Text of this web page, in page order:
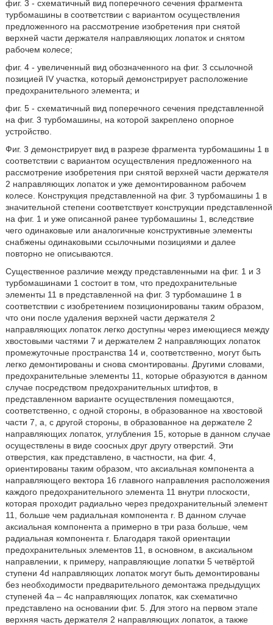
фиг. 3 - схематичный вид поперечного сечения фрагмента
турбомашины в соответствии с вариантом осуществления
предложенного на рассмотрение изобретения при снятой
верхней части держателя направляющих лопаток и снятом
рабочем колесе;
фиг. 4 - увеличенный вид обозначенного на фиг. 3 ссылочной
позицией IV участка, который демонстрирует расположение
предохранительного элемента; и
фиг. 5 - схематичный вид поперечного сечения представленной
на фиг. 3 турбомашины, на которой закреплено опорное
устройство.
Фиг. 3 демонстрирует вид в разрезе фрагмента турбомашины 1 в
соответствии с вариантом осуществления предложенного на
рассмотрение изобретения при снятой верхней части держателя
2 направляющих лопаток и уже демонтированном рабочем
колесе. Конструкция представленной на фиг. 3 турбомашины 1 в
значительной степени соответствует конструкции представленной
на фиг. 1 и уже описанной ранее турбомашины 1, вследствие
чего одинаковые или аналогичные конструктивные элементы
снабжены одинаковыми ссылочными позициями и далее
повторно не описываются.
Существенное различие между представленными на фиг. 1 и 3
турбомашинами 1 состоит в том, что предохранительные
элементы 11 в представленной на фиг. 3 турбомашине 1 в
соответствии с изобретением позиционированы таким образом,
что они после удаления верхней части держателя 2
направляющих лопаток легко доступны через имеющиеся между
хвостовыми частями 7 и держателем 2 направляющих лопаток
промежуточные пространства 14 и, соответственно, могут быть
легко демонтированы и снова смонтированы. Другими словами,
предохранительные элементы 11, которые образуются в данном
случае посредством предохранительных штифтов, в
представленном варианте осуществления помещаются,
соответственно, с одной стороны, в образованное на хвостовой
части 7, а, с другой стороны, в образованное на держателе 2
направляющих лопаток, углубления 15, которые в данном случае
осуществлены в виде соосных друг другу отверстий. Эти
отверстия, как представлено, в частности, на фиг. 4,
ориентированы таким образом, что аксиальная компонента a
направляющего вектора 16 главного направления расположения
каждого предохранительного элемента 11 внутри плоскости,
которая проходит радиально через предохранительный элемент
11, больше чем радиальная компонента r. В данном случае
аксиальная компонента a примерно в три раза больше, чем
радиальная компонента r. Благодаря такой ориентации
предохранительных элементов 11, в основном, в аксиальном
направлении, к примеру, направляющие лопатки 5 четвёртой
ступени 4d направляющих лопаток могут быть демонтированы
без необходимости предварительного демонтажа предыдущих
ступеней 4a – 4с направляющих лопаток, как схематично
представлено на основании фиг. 5. Для этого на первом этапе
верхняя часть держателя 2 направляющих лопаток, а также